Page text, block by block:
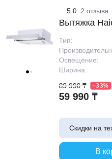
5.0 2 отзыва
Вытяжка
Тип:
Освещение:
Ширина:
59 990 ₸
89 990 ₸ –33%
Скидки на
В